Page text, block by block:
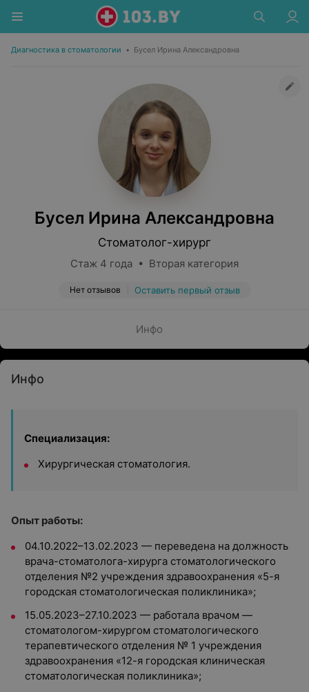
Диагностика в стоматологии • Бусел Ирина Александровна
Бусел Ирина Александровна
Стоматолог-хирург
Стаж 4 года • Вторая категория
Нет отзывов Оставить первый отзыв
Инфо
Инфо
Специализация:
Хирургическая стоматология.
Опыт работы:
04.10.2022–13.02.2023 — переведена на должность
врача-стоматолога-хирурга стоматологического
отделения №2 учреждения здравоохранения «5-я
городская стоматологическая поликлиника»;
15.05.2023–27.10.2023 — работала врачом —
стоматологом-хирургом стоматологического
терапевтического отделения № 1 учреждения
здравоохранения «12-я городская клиническая
стоматологическая поликлиника»;